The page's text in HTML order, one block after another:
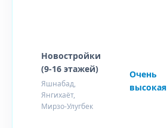
Новостройки
(9-16 этажей)
Яшнабад,
Янгихаёт,
Мирзо-Улугбек
Очень
высокая